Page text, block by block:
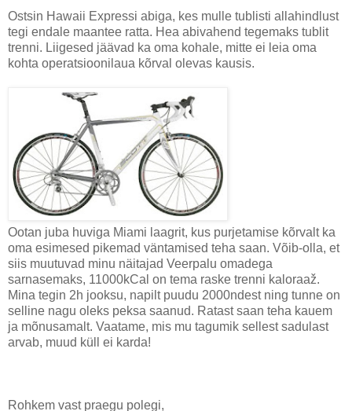
Ostsin Hawaii Expressi abiga, kes mulle tublisti allahindlust
tegi endale maantee ratta. Hea abivahend tegemaks tublit
trenni. Liigesed jäävad ka oma kohale, mitte ei leia oma
kohta operatsioonilaua kõrval olevas kausis.
Ootan juba huviga Miami laagrit, kus purjetamise kõrvalt ka
oma esimesed pikemad väntamised teha saan. Võib-olla, et
siis muutuvad minu näitajad Veerpalu omadega
sarnasemaks, 11000kCal on tema raske trenni kaloraaž.
Mina tegin 2h jooksu, napilt puudu 2000ndest ning tunne on
selline nagu oleks peksa saanud. Ratast saan teha kauem
ja mõnusamalt. Vaatame, mis mu tagumik sellest sadulast
arvab, muud küll ei karda!
Rohkem vast praegu polegi,